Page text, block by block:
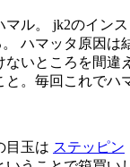
ル。 jk2のイン
ハマッタ原因は結
いところを間違
。毎回これでハ
目玉は ステッピン